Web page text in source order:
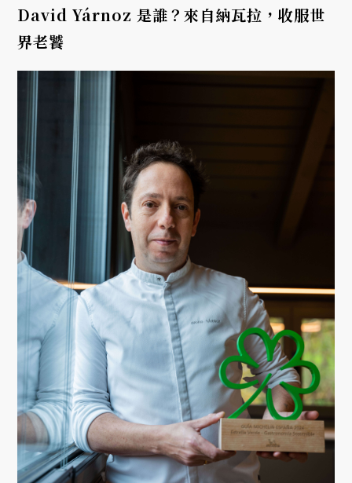
David Yárnoz 是誰？來自納瓦拉，收服世
界老饕